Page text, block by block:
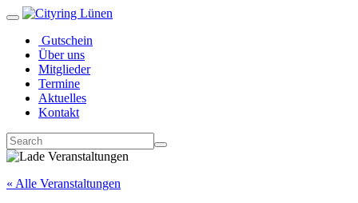
Gutschein
Über uns
Mitglieder
Termine
Aktuelles
Kontakt
« Alle Veranstaltungen